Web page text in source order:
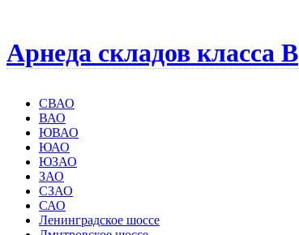
Арнеда складов класса B
СВАО
ВАО
ЮВАО
ЮАО
ЮЗАО
ЗАО
СЗАО
САО
Ленинградское шоссе